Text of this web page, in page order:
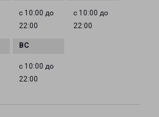
с 10:00 до
22:00
с 10:00 до
22:00
с 10:00 до
22:00